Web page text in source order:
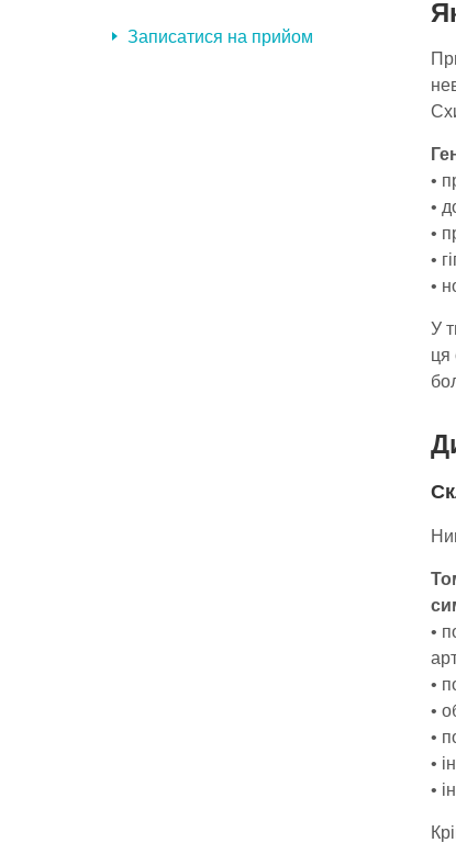
•
•
•
•
•
У
ця
•
•
•
•
•
•
Записатися на прийом